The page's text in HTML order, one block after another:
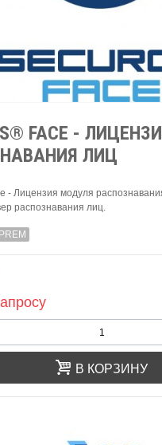
FACE -
ЛИЦ
- Лицензия модуля
распознавания лиц.
В КОРЗИНУ